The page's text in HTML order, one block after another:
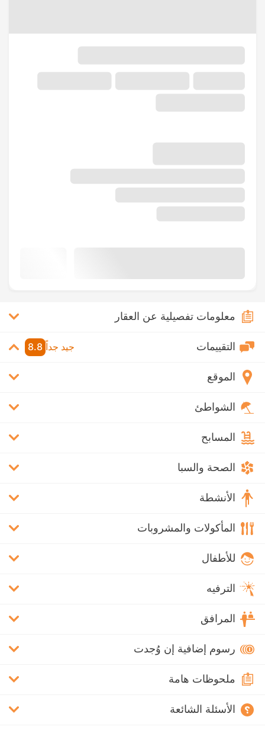
معلومات تفصيلية عن العقار
التقييمات جيد جداً 8.8
الموقع
الشواطئ
المسابح
الصحة والسبا
الأنشطة
المأكولات والمشروبات
للأطفال
الترفيه
المرافق
رسوم إضافية إن وُجدت
ملحوظات هامة
الأسئلة الشائعة